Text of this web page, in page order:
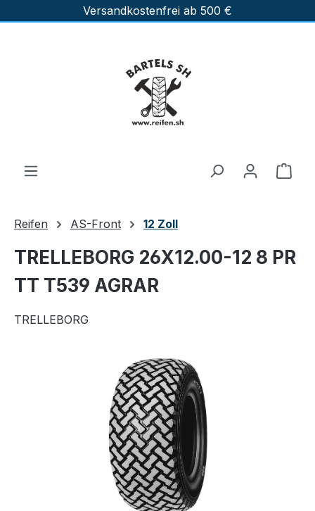
Zum Hauptinhalt springenVersandkostenfrei ab 500 €
Reifen AS-Front 12 Zoll
TRELLEBORG 26X12.00-12 8 PR
TT T539 AGRAR
TRELLEBORG
Bildergalerie überspringen